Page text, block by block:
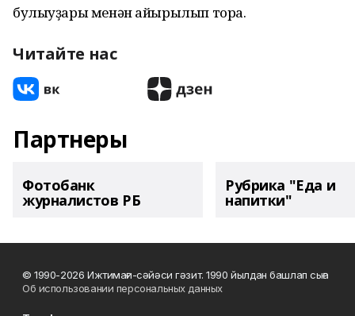
булыуҙары менән айырылып тора.
Читайте нас
Партнеры
Фотобанк
журналистов РБ
Рубрика "Еда и
напитки"
© 1990-2026 Ижтимағи-сәйәси гәзит. 1990 йылдан башлап сыға
Об использовании персональных данных